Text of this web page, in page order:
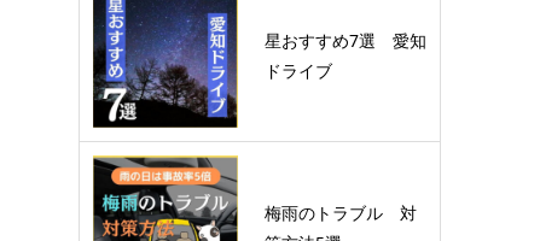
星おすすめ7選 愛知
ドライブ
梅雨のトラブル 対